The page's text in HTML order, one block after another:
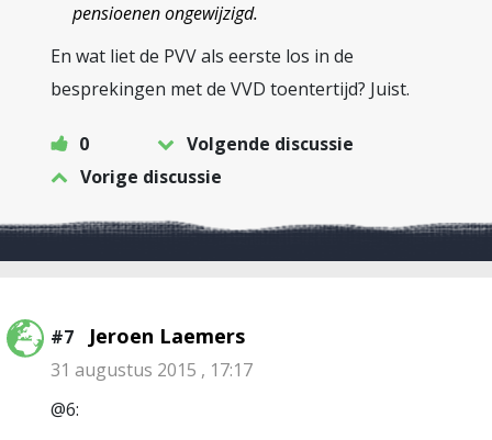
pensioenen ongewijzigd.
En wat liet de PVV als eerste los in de
besprekingen met de VVD toentertijd? Juist.
0
Volgende discussie
Vorige discussie
#7 Jeroen Laemers
31 augustus 2015 , 17:17
@6: